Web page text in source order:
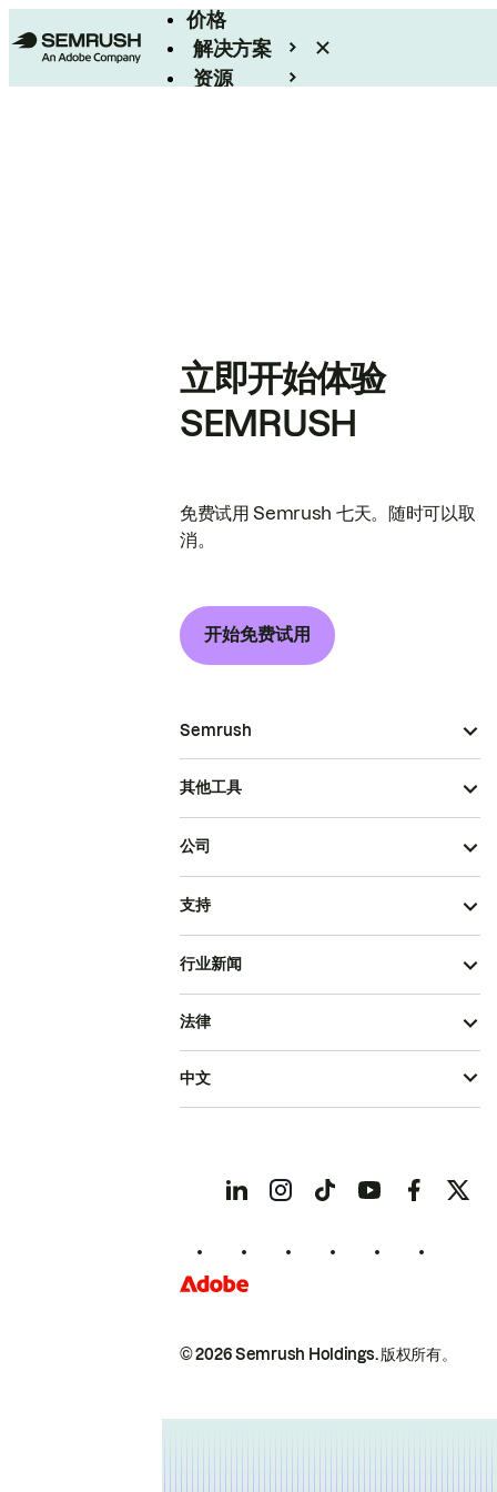
价格
解决方案
资源
立即开始体验
SEMRUSH
免费试用 Semrush 七天。随时可以取
消。
开始免费试用
Semrush
其他工具
公司
支持
行业新闻
© 2026 Semrush Holdings.版权所有。
法律
中文